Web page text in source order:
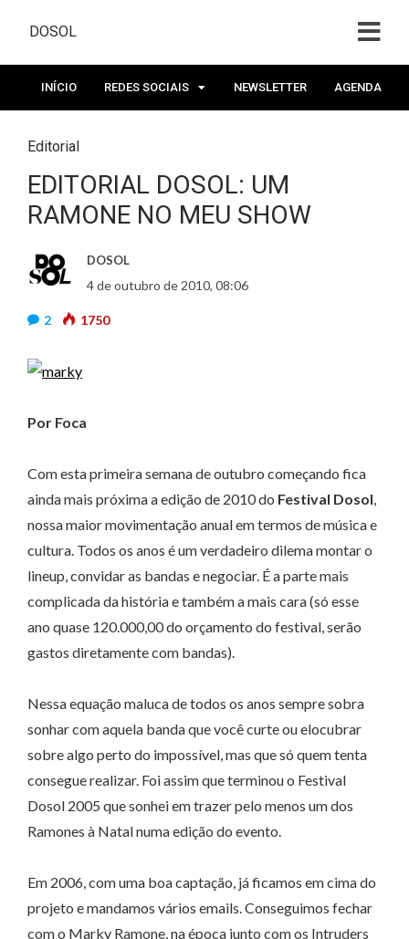
DOSOL
INÍCIO REDES SOCIAIS NEWSLETTER AGENDA
Editorial
EDITORIAL DOSOL: UM
RAMONE NO MEU SHOW
DOSOL
4 de outubro de 2010, 08:06
2 1750
Por Foca
Com esta primeira semana de outubro começando fica
ainda mais próxima a edição de 2010 do Festival Dosol,
nossa maior movimentação anual em termos de música e
cultura. Todos os anos é um verdadeiro dilema montar o
lineup, convidar as bandas e negociar. É a parte mais
complicada da história e também a mais cara (só esse
ano quase 120.000,00 do orçamento do festival, serão
gastos diretamente com bandas).
Nessa equação maluca de todos os anos sempre sobra
sonhar com aquela banda que você curte ou elocubrar
sobre algo perto do impossível, mas que só quem tenta
consegue realizar. Foi assim que terminou o Festival
Dosol 2005 que sonhei em trazer pelo menos um dos
Ramones à Natal numa edição do evento.
Em 2006, com uma boa captação, já ficamos em cima do
projeto e mandamos vários emails. Conseguimos fechar
com o Marky Ramone, na época junto com os Intruders